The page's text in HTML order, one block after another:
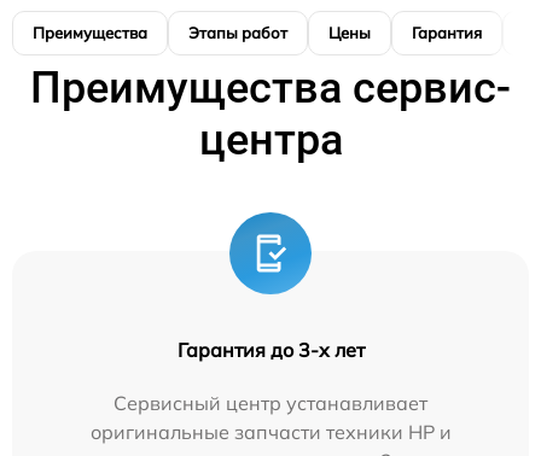
Преимущества Этапы работ Цены Гарантия
Преимущества сервис-
центра
Гарантия до 3-х лет
Сервисный центр устанавливает
оригинальные запчасти техники HP и